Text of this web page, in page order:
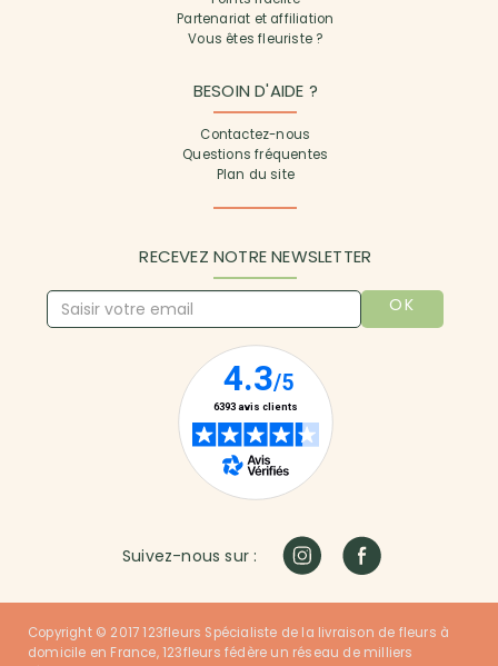
Partenariat et affiliation
Vous êtes fleuriste ?
BESOIN D'AIDE ?
Contactez-nous
Questions fréquentes
Plan du site
RECEVEZ NOTRE NEWSLETTER
OK
Suivez-nous sur :
Copyright © 2017 123fleurs Spécialiste de la livraison de fleurs à
domicile en France, 123fleurs fédère un réseau de milliers